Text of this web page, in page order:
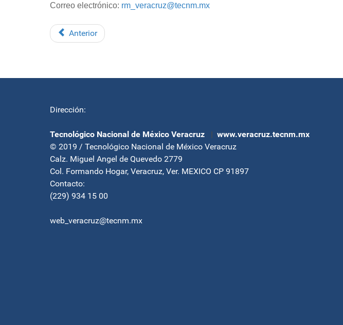
Correo electrónico: rm_veracruz@tecnm.mx
Anterior
Dirección:
Tecnológico Nacional de México Veracruz | www.veracruz.tecnm.mx
© 2019 / Tecnológico Nacional de México Veracruz
Calz. Miguel Angel de Quevedo 2779
Col. Formando Hogar, Veracruz, Ver. MEXICO CP 91897
Contacto:
(229) 934 15 00
web_veracruz@tecnm.mx